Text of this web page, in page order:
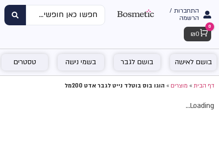
התחברות /
הרשמה
Cart
0
₪ 0
בושם לאישה בושם לגבר בשמי נישה טסטרים
דף הבית»מוצרים»הוגו בוס בוטלד נייט לגבר אדט 200מל
Loading...